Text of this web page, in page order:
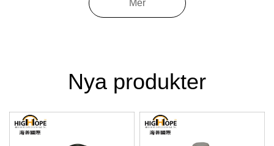
Mer
Nya produkter